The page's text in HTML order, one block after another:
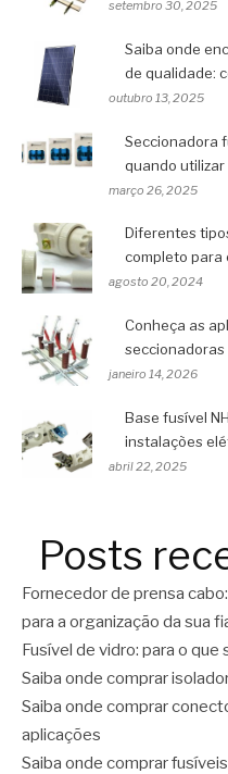
setembro 30, 2025
Saiba onde
de qualidade:
outubro 13, 2025
Seccionadora
quando utilizar
março 26, 2025
Diferentes
completo para
agosto 20, 2024
Conheça as
seccionadoras
janeiro 14, 2026
Base fusível
instalações
abril 22, 2025
Posts
Fornecedor de prensa
para a organização da sua
Fusível de vidro: para o
Saiba onde comprar
Saiba onde comprar
aplicações
Saiba onde comprar